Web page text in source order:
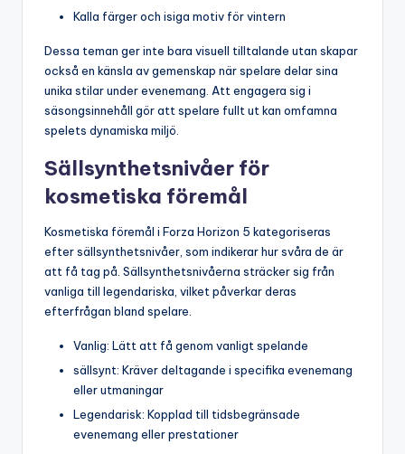
Kalla färger och isiga motiv för vintern
Dessa teman ger inte bara visuell tilltalande utan skapar
också en känsla av gemenskap när spelare delar sina
unika stilar under evenemang. Att engagera sig i
säsongsinnehåll gör att spelare fullt ut kan omfamna
spelets dynamiska miljö.
Sällsynthetsnivåer för
kosmetiska föremål
Kosmetiska föremål i Forza Horizon 5 kategoriseras
efter sällsynthetsnivåer, som indikerar hur svåra de är
att få tag på. Sällsynthetsnivåerna sträcker sig från
vanliga till legendariska, vilket påverkar deras
efterfrågan bland spelare.
Vanlig: Lätt att få genom vanligt spelande
sällsynt: Kräver deltagande i specifika evenemang
eller utmaningar
Legendarisk: Kopplad till tidsbegränsade
evenemang eller prestationer